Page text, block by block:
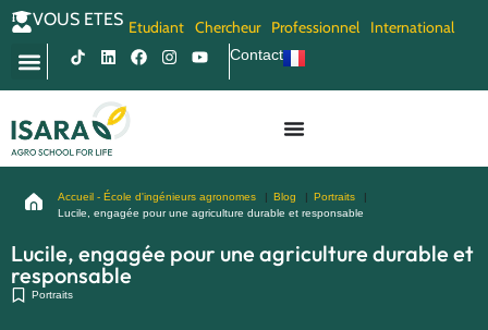
VOUS ETES Etudiant Chercheur Professionnel International
Contact
Accueil - École d'ingénieurs agronomes Blog
Portraits
Lucile, engagée pour une agriculture durable et responsable
Lucile, engagée pour une agriculture durable et
responsable
Portraits